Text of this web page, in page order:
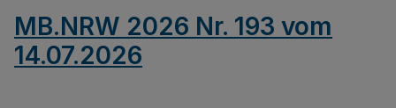
MB.NRW 2026 Nr. 193 vom
14.07.2026